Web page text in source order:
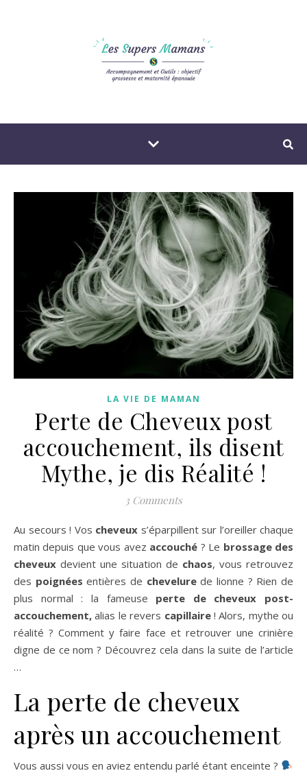
LA VIE DE MAMAN
Perte de Cheveux post
accouchement, ils disent
Mythe, je dis Réalité !
3 Comments
Au secours ! Vos cheveux s’éparpillent sur l’oreiller chaque
matin depuis que vous avez accouché ? Le brossage des
cheveux devient une situation de chaos, vous retrouvez
des poignées entières de chevelurede lionne ? Rien de
plus normal : la fameuse perte de cheveux post-
accouchement, alias le revers capillaire! Alors, mythe ou
réalité ? Comment y faire face et retrouver une crinière
digne de ce nom ? Découvrez cela dans la suite de l’article
…
La perte de cheveux
après un accouchement
Vous aussi vous en aviez entendu parlé étant enceinte ?